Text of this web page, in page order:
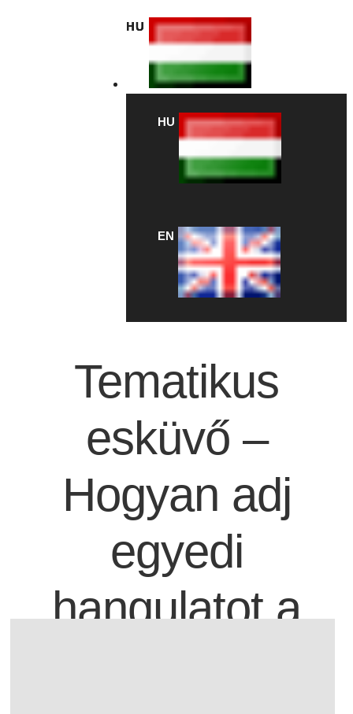
HU
HU
EN
Tematikus
esküvő –
Hogyan adj
egyedi
hangulatot a